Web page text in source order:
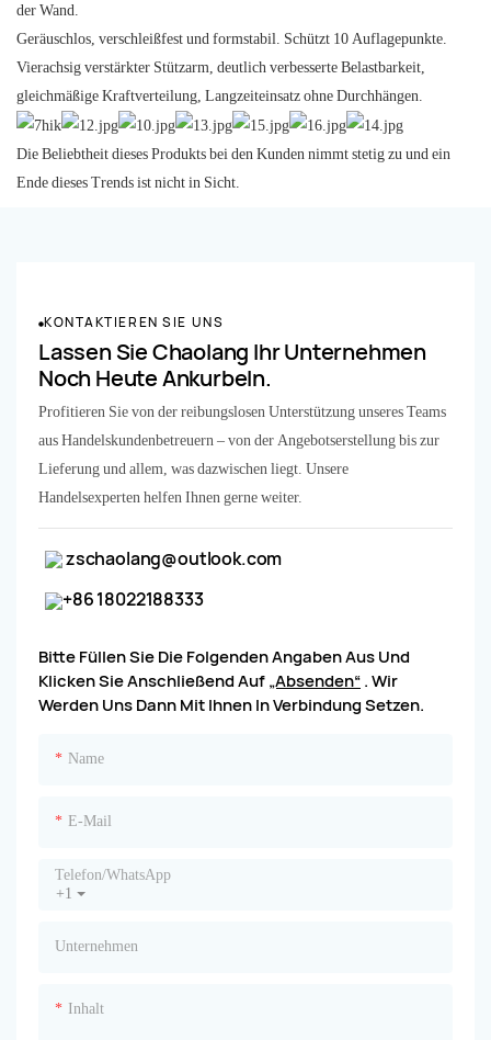
der Wand.
Geräuschlos, verschleißfest und formstabil. Schützt 10 Auflagepunkte.
Vierachsig verstärkter Stützarm, deutlich verbesserte Belastbarkeit,
gleichmäßige Kraftverteilung, Langzeiteinsatz ohne Durchhängen.
Die Beliebtheit dieses Produkts bei den Kunden nimmt stetig zu und ein
Ende dieses Trends ist nicht in Sicht.
KONTAKTIEREN SIE UNS
Lassen Sie Chaolang Ihr Unternehmen
Noch Heute Ankurbeln.
Profitieren Sie von der reibungslosen Unterstützung unseres Teams
aus Handelskundenbetreuern – von der Angebotserstellung bis zur
Lieferung und allem, was dazwischen liegt. Unsere
Handelsexperten helfen Ihnen gerne weiter.
zschaolang@outlook.com
+86 18022188333
Bitte Füllen Sie Die Folgenden Angaben Aus Und
Klicken Sie Anschließend Auf„Absenden“. Wir
Werden Uns Dann Mit Ihnen In Verbindung Setzen.
Name
E-Mail
+1
Telefon/WhatsApp
Unternehmen
Inhalt